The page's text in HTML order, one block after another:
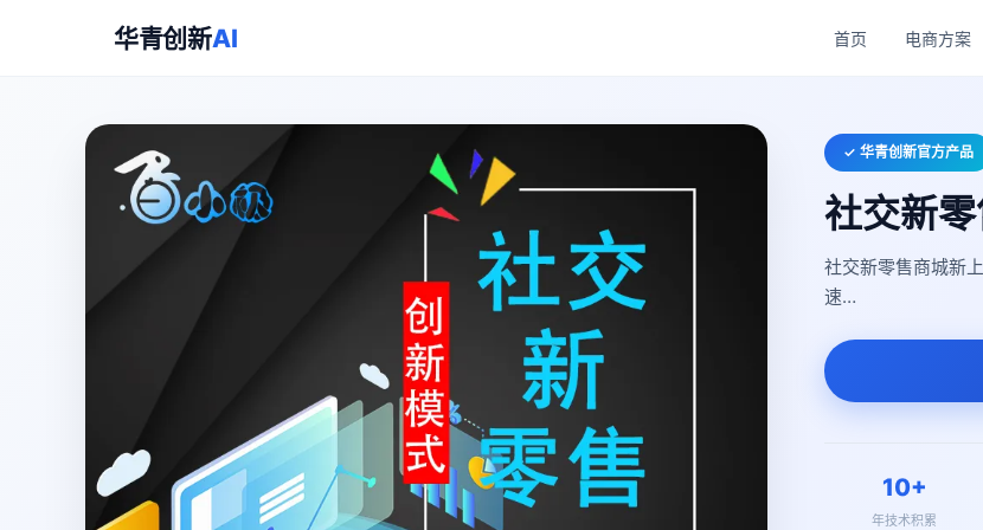
华青创新AI 首页 电商方案
✓ 华青创新官方产品
社交新
社交新零售商城新
速…
10+
年技术积累